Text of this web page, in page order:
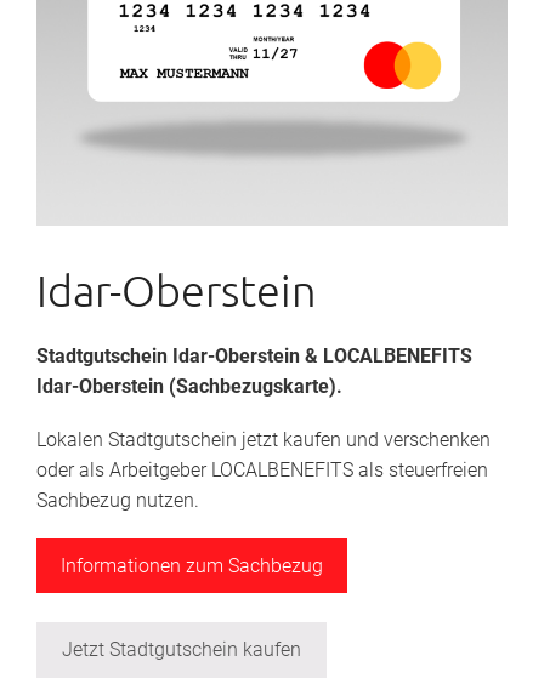
Idar-Oberstein
Stadtgutschein Idar-Oberstein & LOCALBENEFITS
Idar-Oberstein (Sachbezugskarte).
Lokalen Stadtgutschein jetzt kaufen und verschenken
oder als Arbeitgeber LOCALBENEFITS als steuerfreien
Sachbezug nutzen.
Informationen zum Sachbezug
Jetzt Stadtgutschein kaufen